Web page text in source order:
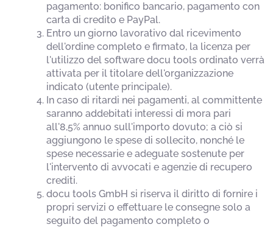
pagamento: bonifico bancario, pagamento con
carta di credito e PayPal.
Entro un giorno lavorativo dal ricevimento
dell'ordine completo e firmato, la licenza per
l'utilizzo del software docu tools ordinato verrà
attivata per il titolare dell'organizzazione
indicato (utente principale).
In caso di ritardi nei pagamenti, al committente
saranno addebitati interessi di mora pari
all'8,5% annuo sull'importo dovuto; a ciò si
aggiungono le spese di sollecito, nonché le
spese necessarie e adeguate sostenute per
l'intervento di avvocati e agenzie di recupero
crediti.
docu tools GmbH si riserva il diritto di fornire i
propri servizi o effettuare le consegne solo a
seguito del pagamento completo o